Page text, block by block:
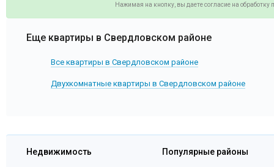
Нажимая на кнопку, вы даете согласие на
Еще квартиры в Свердловском районе
Все квартиры в Свердловском районе
Двухкомнатные квартиры в Свердловском районе
Недвижимость Популярные районы